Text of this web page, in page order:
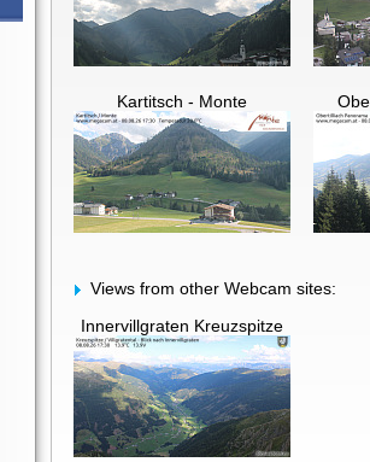
Kartitsch - Monte
Views from other Webcam sites:
Innervillgraten Kreuzspitze